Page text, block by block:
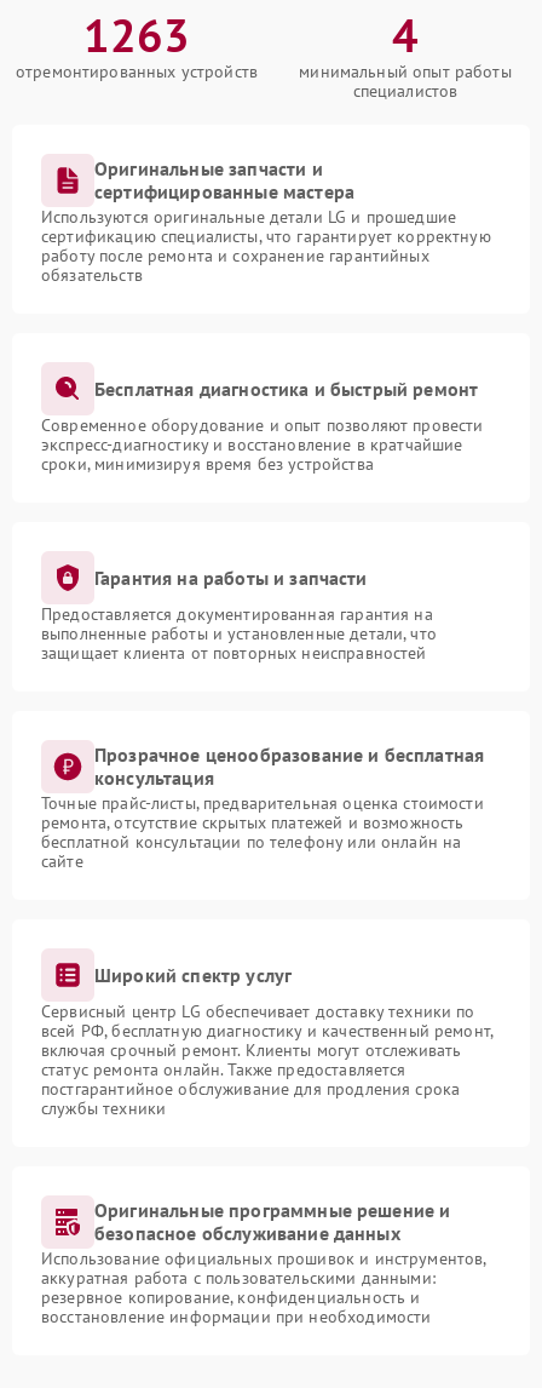
1263
отремонтированных устройств
4
минимальный опыт работы
специалистов
Оригинальные запчасти и
сертифицированные мастера
Используются оригинальные детали LG и прошедшие
сертификацию специалисты, что гарантирует корректную
работу после ремонта и сохранение гарантийных
обязательств
Бесплатная диагностика и быстрый ремонт
Современное оборудование и опыт позволяют провести
экспресс-диагностику и восстановление в кратчайшие
сроки, минимизируя время без устройства
Гарантия на работы и запчасти
Предоставляется документированная гарантия на
выполненные работы и установленные детали, что
защищает клиента от повторных неисправностей
Прозрачное ценообразование и бесплатная
консультация
Точные прайс-листы, предварительная оценка стоимости
ремонта, отсутствие скрытых платежей и возможность
бесплатной консультации по телефону или онлайн на
сайте
Широкий спектр услуг
Сервисный центр LG обеспечивает доставку техники по
всей РФ, бесплатную диагностику и качественный ремонт,
включая срочный ремонт. Клиенты могут отслеживать
статус ремонта онлайн. Также предоставляется
постгарантийное обслуживание для продления срока
службы техники
Оригинальные программные решение и
безопасное обслуживание данных
Использование официальных прошивок и инструментов,
аккуратная работа с пользовательскими данными:
резервное копирование, конфиденциальность и
восстановление информации при необходимости